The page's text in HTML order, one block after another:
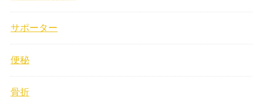
サポーター
便秘
骨折